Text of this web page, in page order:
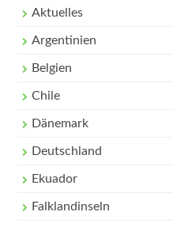
Aktuelles
Argentinien
Belgien
Chile
Dänemark
Deutschland
Ekuador
Falklandinseln